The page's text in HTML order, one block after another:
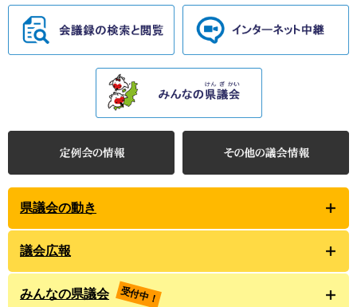
県議会の動き
議会広報
みんなの県議会 受付中！